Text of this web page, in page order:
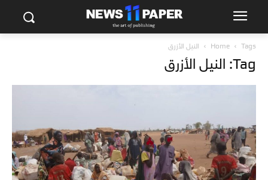
Home Tags النيل الأزرق
Tag: النيل الأزرق